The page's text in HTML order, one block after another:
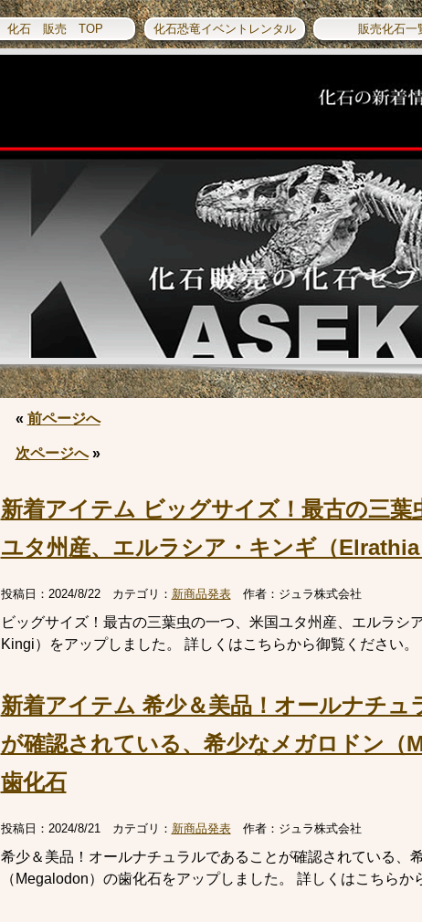
化石 販売 TOP 化石恐竜イベントレンタル 販売化石一
« 前ページへ
次ページへ»
新着アイテム ビッグサイズ！最古の三葉
ユタ州産、エルラシア・キンギ（Elrathia
投稿日： 2024/8/22カテゴリ： 新商品発表作者： ジュラ株式会社
ビッグサイズ！最古の三葉虫の一つ、米国ユタ州産、エルラシ
Kingi）をアップしました。 詳しくはこちらから御覧ください。
新着アイテム 希少＆美品！オールナチュ
が確認されている、希少なメガロドン（
歯化石
投稿日： 2024/8/21 カテゴリ： 新商品発表作者： ジュラ株式会社
希少＆美品！オールナチュラルであることが確認されている、
（Megalodon）の歯化石をアップしました。 詳しくはこちらか